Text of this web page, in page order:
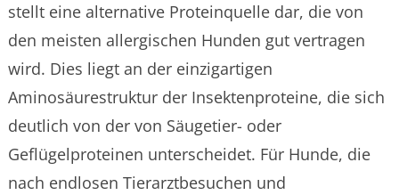
stellt eine alternative Proteinquelle dar, die von
den meisten allergischen Hunden gut vertragen
wird. Dies liegt an der einzigartigen
Aminosäurestruktur der Insektenproteine, die sich
deutlich von der von Säugetier- oder
Geflügelproteinen unterscheidet. Für Hunde, die
nach endlosen Tierarztbesuchen und